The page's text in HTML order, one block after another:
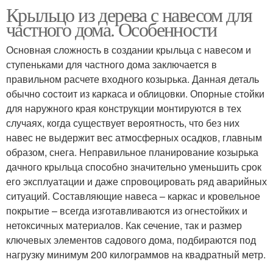
Крыльцо из дерева с навесом для
частного дома. Особенности
Основная сложность в создании крыльца с навесом и
ступеньками для частного дома заключается в
правильном расчете входного козырька. Данная деталь
обычно состоит из каркаса и облицовки. Опорные стойки
для наружного края конструкции монтируются в тех
случаях, когда существует вероятность, что без них
навес не выдержит вес атмосферных осадков, главным
образом, снега. Неправильное планирование козырька
дачного крыльца способно значительно уменьшить срок
его эксплуатации и даже спровоцировать ряд аварийных
ситуаций. Составляющие навеса – каркас и кровельное
покрытие – всегда изготавливаются из огнестойких и
нетоксичных материалов. Как сечение, так и размер
ключевых элементов садового дома, подбираются под
нагрузку минимум 200 килограммов на квадратный метр.